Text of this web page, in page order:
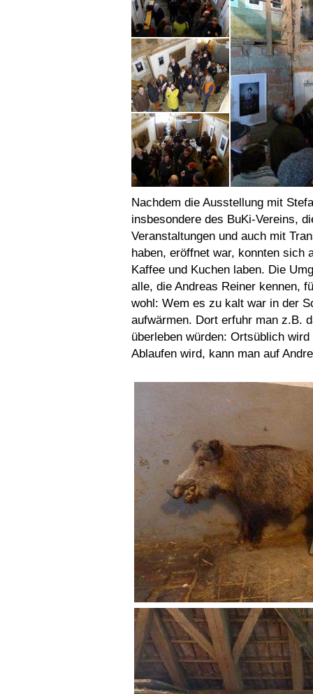
Nachdem die Ausstellung mit
insbesondere des BuKi-Vereins,
Veranstaltungen und auch mit
haben, eröffnet war, konnten sich
Kaffee und Kuchen laben. Die
alle, die Andreas Reiner kennen,
wohl: Wem es zu kalt war in der
aufwärmen. Dort erfuhr man z.B.
überleben würden: Ortsüblich
Ablaufen wird, kann man auf